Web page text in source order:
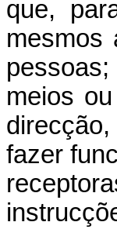
que,
mesmos
meios
fazer